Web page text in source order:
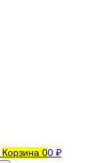
Корзина 00 ₽